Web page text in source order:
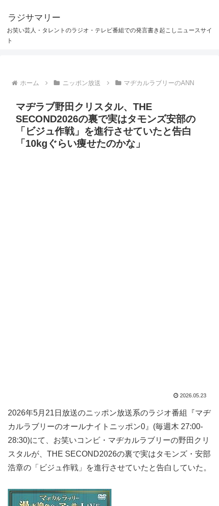
ラジサマリー
お笑い芸人・タレントのラジオ・テレビ番組での発言書き起こしニュースサイ
ト
ホーム ニッポン放送 マヂカルラブリーのANN
マヂラブ野田クリスタル、THE
SECOND2026の裏で実はタモンズ安部の
「ビジュ作戦」を進行させていたと告白
「10kgぐらい痩せたのかな」
2026.05.23
2026年5月21日放送のニッポン放送系のラジオ番組『マヂ
カルラブリーのオールナイトニッポン0』(毎週木 27:00-
28:30)にて、お笑いコンビ・マヂカルラブリーの野田クリ
スタルが、THE SECOND2026の裏で実はタモンズ・安部
浩章の「ビジュ作戦」を進行させていたと告白していた。